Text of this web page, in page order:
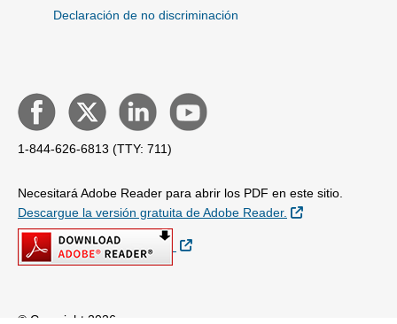
Declaración de no discriminación
1-844-626-6813 (TTY: 711)
Necesitará Adobe Reader para abrir los PDF en este sitio.
Descargue la versión gratuita de Adobe Reader.
Sitio Externo
Sitio Externo
© Copyright 2026